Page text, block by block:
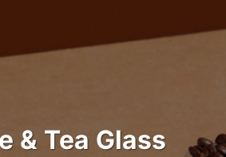
& Tea Glass